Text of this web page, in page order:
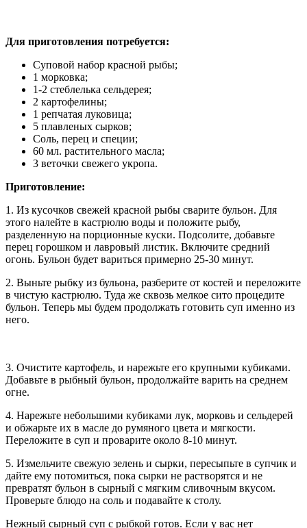
Для приготовления потребуется:
Суповой набор красной рыбы;
1 морковка;
1-2 стеблелька сельдерея;
2 картофелины;
1 репчатая луковица;
5 плавленых сырков;
Соль, перец и специи;
60 мл. растительного масла;
3 веточки свежего укропа.
Приготовление:
1. Из кусочков свежей красной рыбы сварите бульон. Для
этого налейте в кастрюлю воды и положите рыбу,
разделенную на порционные куски. Подсолите, добавьте
перец горошком и лавровый листик. Включите средний
огонь. Бульон будет вариться примерно 25-30 минут.
2. Выньте рыбку из бульона, разберите от костей и переложите
в чистую кастрюлю. Туда же сквозь мелкое сито процедите
бульон. Теперь мы будем продолжать готовить суп именно из
него.
3. Очистите картофель, и нарежьте его крупными кубиками.
Добавьте в рыбный бульон, продолжайте варить на среднем
огне.
4. Нарежьте небольшими кубиками лук, морковь и сельдерей
и обжарьте их в масле до румяного цвета и мягкости.
Переложите в суп и проварите около 8-10 минут.
5. Измельчите свежую зелень и сырки, пересыпьте в супчик и
дайте ему потомиться, пока сырки не растворятся и не
превратят бульон в сырный с мягким сливочным вкусом.
Проверьте блюдо на соль и подавайте к столу.
Нежный сырный суп с рыбкой готов. Если у вас нет